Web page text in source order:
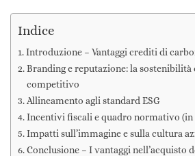
Indice
Introduzione – Vantaggi crediti di
Branding e reputazione: la sostenibilità
competitivo
Allineamento agli standard ESG
Incentivi fiscali e quadro normativo (in
Impatti sull’immagine e sulla cultura
Conclusione – I vantaggi nell’acquisto